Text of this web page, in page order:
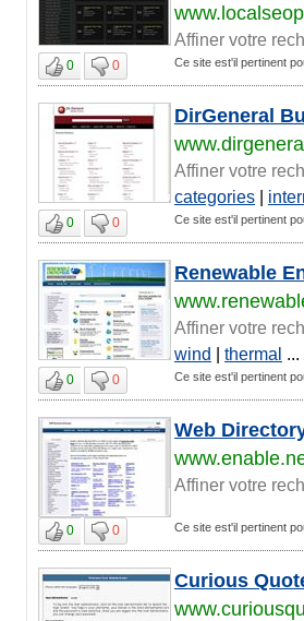
Affiner votre
0 0 Ce site est'il pertinent
DirGeneral
Affiner votre
categories |
0 0 Ce site est'il pertinent
Renewable
Affiner votre
wind | thermal ...
0 0 Ce site est'il pertinent
Web
Affiner votre
0 0 Ce site est'il pertinent
Curious